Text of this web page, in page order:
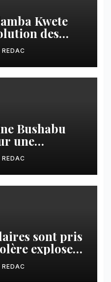
Kwete
des
par
REDAC
Bushabu
une
compte des
dans la
carbone.
REDAC
sont pris
explose
à
REDAC